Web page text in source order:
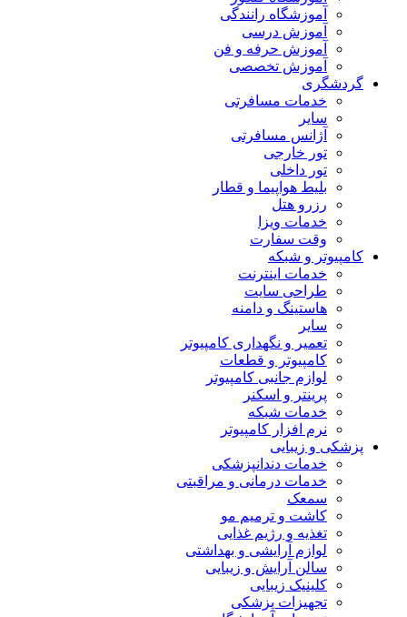
آموزشگاه رانندگی
آموزش درسی
آموزش حرفه و فن
آموزش تخصصی
گردشگری
خدمات مسافرتی
سایر
آژانس مسافرتی
تور خارجی
تور داخلی
بلیط هواپیما و قطار
رزرو هتل
خدمات ویزا
وقت سفارت
کامپیوتر و شبکه
خدمات اینترنت
طراحی سایت
هاستینگ و دامنه
سایر
تعمیر و نگهداری کامپیوتر
کامپیوتر و قطعات
لوازم جانبی کامپیوتر
پرینتر و اسکنر
خدمات شبکه
نرم افزار کامپیوتر
پزشکی و زیبایی
خدمات دندانپزشکی
خدمات درمانی و مراقبتی
سمعک
کاشت و ترمیم مو
تغذیه و رژیم غذایی
لوازم آرایشی و بهداشتی
سالن آرایش و زیبایی
کلینیک زیبایی
تجهیزات پزشکی